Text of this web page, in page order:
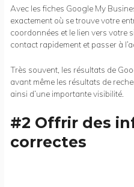
Avec les fiches Google My
exactement où se trouve votre
coordonnées et le lien vers votre
contact rapidement et passer à
Très souvent, les résultats de
avant même les résultats de
ainsi d’une importante visibilité.
#2 Offrir des
correctes